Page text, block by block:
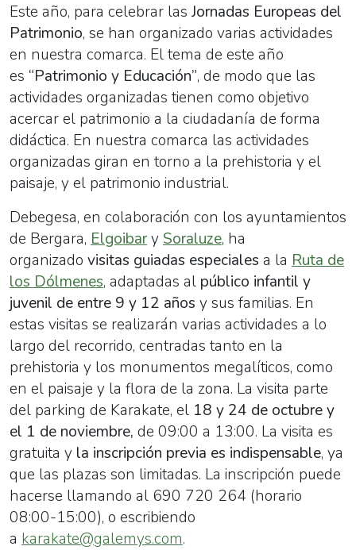
Este año, para celebrar las Jornadas Europeas del
Patrimonio, se han organizado varias actividades
en nuestra comarca. El tema de este año
es “Patrimonio y Educación”, de modo que las
actividades organizadas tienen como objetivo
acercar el patrimonio a la ciudadanía de forma
didáctica. En nuestra comarca las actividades
organizadas giran en torno a la prehistoria y el
paisaje, y el patrimonio industrial.
Debegesa, en colaboración con los ayuntamientos
de Bergara, Elgoibary Soraluze, ha
organizado visitas guiadas especiales a la Ruta de
los Dólmenes, adaptadas al público infantil y
juvenil de entre 9 y 12 años y sus familias. En
estas visitas se realizarán varias actividades a lo
largo del recorrido, centradas tanto en la
prehistoria y los monumentos megalíticos, como
en el paisaje y la flora de la zona. La visita parte
del parking de Karakate, el 18 y 24 de octubre y
el 1 de noviembre, de 09:00 a 13:00. La visita es
gratuita y la inscripción previa es indispensable, ya
que las plazas son limitadas. La inscripción puede
hacerse llamando al 690 720 264 (horario
08:00-15:00), o escribiendo
a karakate@galemys.com.